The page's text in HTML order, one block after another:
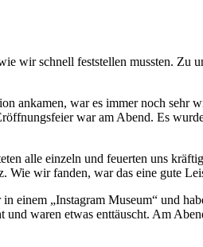
wir schnell feststellen mussten. Zu
ankamen, war es immer noch sehr
war am Abend. Es
alle einzeln und feuerten uns
Wie wir fanden, war das eine gute
einem „Instagram Museum“ und
waren etwas enttäuscht. Am